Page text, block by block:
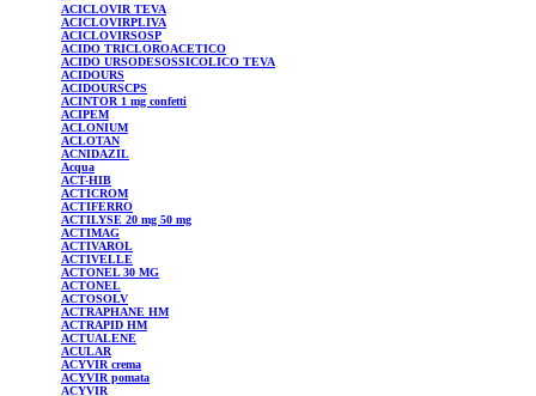
ACICLOVIR TEVA
ACICLOVIRPLIVA
ACICLOVIRSOSP
ACIDO TRICLOROACETICO
ACIDO URSODESOSSICOLICO TEVA
ACIDOURS
ACIDOURSCPS
ACINTOR 1 mg confetti
ACIPEM
ACLONIUM
ACLOTAN
ACNIDAZIL
Acqua
ACT-HIB
ACTICROM
ACTIFERRO
ACTILYSE 20 mg 50 mg
ACTIMAG
ACTIVAROL
ACTIVELLE
ACTONEL30 MG
ACTONEL
ACTOSOLV
ACTRAPHANE HM
ACTRAPID HM
ACTUALENE
ACULAR
ACYVIR crema
ACYVIR pomata
ACYVIR